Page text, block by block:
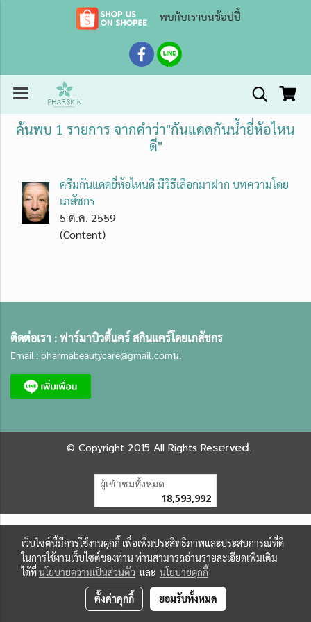
พบกับเราบนช้อปปี้
ค้นพบ 1 รายการ จากคำว่า"กันแดดกันน้ำยี่ห้อไหน
ดี"
ครีมกันแดดยี่ห้อไหนดี มีวิธีเลือกมาฝาก บทความโดย
เภสัชกร
5 ต.ค. 2559
(Content)
ติดต่อเรา :ฟาร์มาบิวตี้แคร์ สกินแคร์โดยเภสัชกร
Email : pharmabeautycare@gmail.comน.
© Copyright 2015 All Rights Reserved.
ผู้เข้าชมทั้งหมด
18,593,992
เว็บไซต์นี้มีการใช้งานคุกกี้ เพื่อเพิ่มประสิทธิภาพและประสบการณ์ที่ดี
ในการใช้งานเว็บไซต์ของท่าน ท่านสามารถอ่านรายละเอียดเพิ่มเติม
ได้ที่นโยบายความเป็นส่วนตัว และ นโยบายคุกกี้
ตั้งค่าคุกกี้ ยอมรับทั้งหมด